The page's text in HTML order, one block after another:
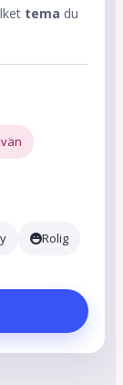
tema du
Rolig